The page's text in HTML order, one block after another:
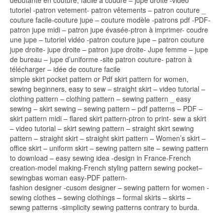
tutoriel -patron vetement- patron vêtements – patron couture _
couture facile-couture jupe – couture modèle -patrons pdf -PDF-
patron jupe midi – patron jupe évasée-ptron à imprimer- coudre
une jupe – tutoriel vidéo -patron couture jupe – patron couture
jupe droite- jupe droite – patron jupe droite- Jupe femme – jupe
de bureau – jupe d’uniforme -site patron couture- patron à
télécharger – idée de couture facile
simple skirt pocket pattern or Pdf skirt pattern for women,
sewing beginners, easy to sew – straight skirt – video tutorial –
clothing pattern – clothing pattern – sewing pattern _ easy
sewing – skirt sewing – sewing pattern – pdf patterns – PDF –
skirt pattern midi – flared skirt pattern-ptron to print- sew a skirt
– video tutorial – skirt sewing pattern – straight skirt sewing
pattern – straight skirt – straight skirt pattern – Women’s skirt –
office skirt – uniform skirt – sewing pattern site – sewing pattern
to download – easy sewing idea -design in France-French
creation-model making-French styling pattern sewing pocket–
sewingbas woman easy-PDF pattern-
fashion designer -cusom designer – sewing pattern for women -
sewing clothes – sewing clothings – formal skirts – skirts –
sewng patterns -simplicity sewing patterns contrary to burda.